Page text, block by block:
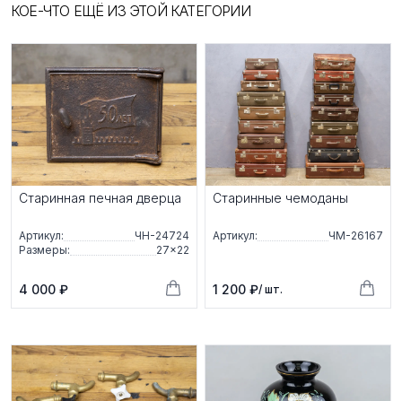
КОЕ-ЧТО ЕЩЁ ИЗ ЭТОЙ КАТЕГОРИИ
Старинная печная дверца
Артикул:
ЧН-24724
Размеры:
27×22
4 000 ₽
Старинные чемоданы
Артикул: ЧМ-26167
1 200 ₽/ шт.